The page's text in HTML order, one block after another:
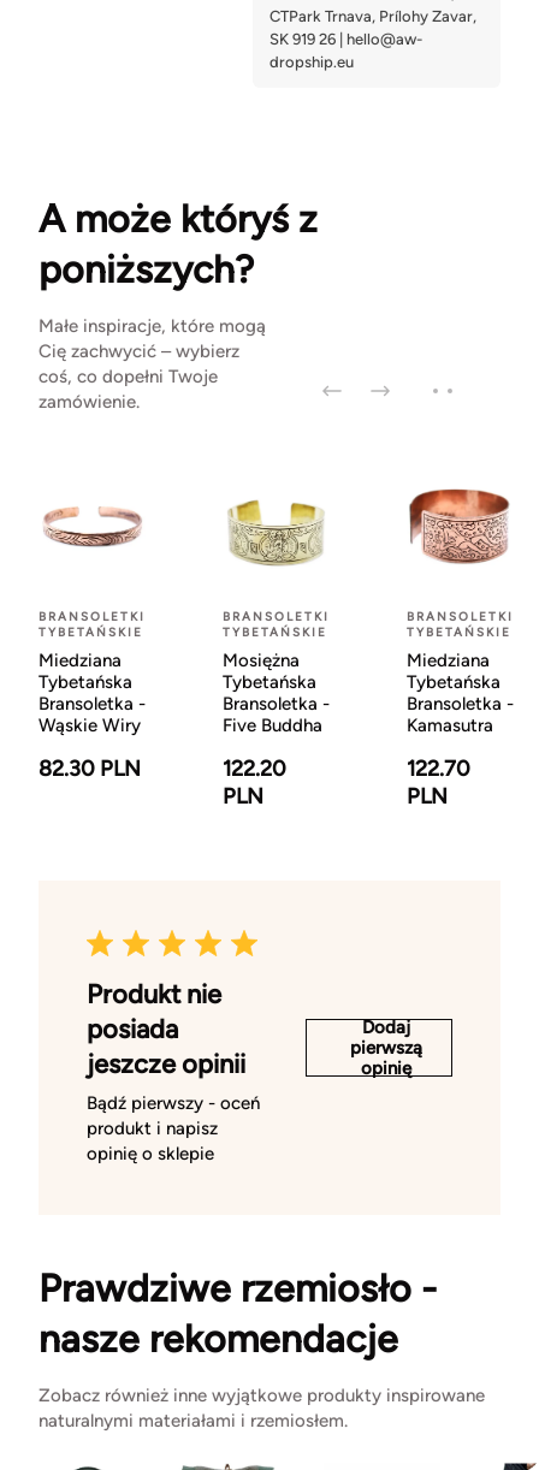
A może któryś z
poniższych?
Małe inspiracje, które mogą
Cię zachwycić – wybierz
coś, co dopełni Twoje
zamówienie.
BRANSOLETKI
TYBETAŃSKIE
Miedziana
Tybetańska
Bransoletka -
Wąskie Wiry
82.30 PLN
BRANSOLETKI
TYBETAŃSKIE
Mosiężna
Tybetańska
Bransoletka -
Five Buddha
122.20
PLN
BRANSOLETKI
TYBETAŃSKIE
Miedziana
Tybetańska
Bransoletka -
Kamasutra
122.70
PLN
Produkt nie
posiada
jeszcze opinii
Bądź pierwszy - oceń
produkt i napisz
opinię o sklepie
Dodaj
pierwszą
opinię
Prawdziwe rzemiosło -
nasze rekomendacje
Zobacz również inne wyjątkowe produkty inspirowane
naturalnymi materiałami i rzemiosłem.